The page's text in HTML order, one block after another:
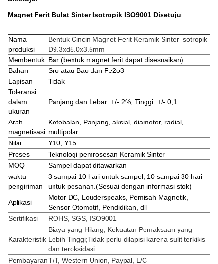
Magnet Ferit Bulat Sinter Isotropik ISO9001 Disetujui
Nama
produksi
Bentuk Cincin Magnet Ferit Keramik Sinter Isotropik
D9.3xd5.0x3.5mm
Membentuk Bar (bentuk magnet ferit dapat disesuaikan)
Bahan
Sro atau Bao dan Fe2o3
Lapisan
Tidak
Toleransi
dalam
ukuran
Panjang dan Lebar: +/- 2%, Tinggi: +/- 0,1
Arah
magnetisasi
Ketebalan, Panjang, aksial, diameter, radial,
multipolar
Nilai
Y10, Y15
Proses
Teknologi pemrosesan Keramik Sinter
MOQ
Sampel dapat ditawarkan
waktu
pengiriman
3 sampai 10 hari untuk sampel, 10 sampai 30 hari
untuk pesanan.(Sesuai dengan informasi stok)
Aplikasi
Motor DC, Louderspeaks, Pemisah Magnetik,
Sensor Otomotif, Pendidikan, dll
Sertifikasi
ROHS, SGS, ISO9001
Karakteristik
Biaya yang Hilang, Kekuatan Pemaksaan yang
Lebih Tinggi;Tidak perlu dilapisi karena sulit terkikis
dan teroksidasi
PembayaranT/T, Western Union, Paypal, L/C